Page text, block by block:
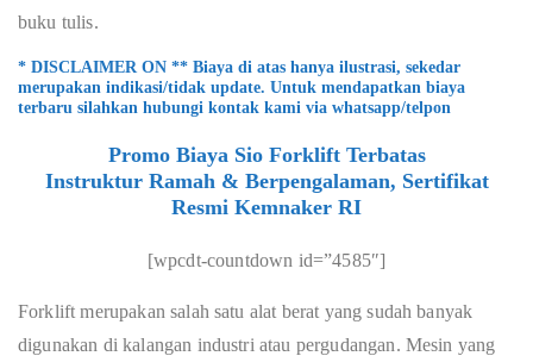
buku tulis.
* DISCLAIMER ON ** Biaya di atas hanya ilustrasi, sekedar
merupakan indikasi/tidak update. Untuk mendapatkan biaya
terbaru silahkan hubungi kontak kami via whatsapp/telpon
Promo Biaya Sio Forklift Terbatas
Instruktur Ramah & Berpengalaman, Sertifikat
Resmi Kemnaker RI
[wpcdt-countdown id=”4585″]
Forklift merupakan salah satu alat berat yang sudah banyak
digunakan di kalangan industri atau pergudangan. Mesin yang